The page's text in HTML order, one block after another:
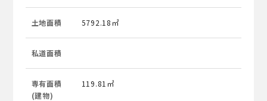
土地面積 5792.18㎡
私道面積
専有面積
(建物)
119.81㎡